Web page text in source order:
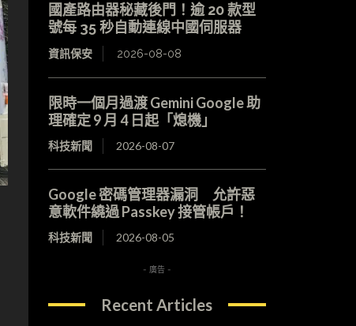
國產路由器秘藏後門！逾 20 款型
號每 35 秒自動連線中國伺服器
資訊保安 2026-08-08
限時一個月過渡 Gemini Google 助
理確定 9 月 4 日起「熄機」
科技新聞 2026-08-07
Google 密碼管理器漏洞 允許惡
意軟件繞過 Passkey 接管帳戶！
科技新聞 2026-08-05
- 廣告 -
Recent Articles